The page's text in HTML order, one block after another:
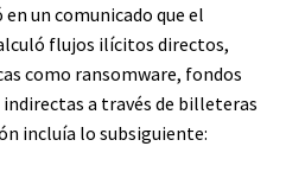
un comunicado que el
flujos ilícitos directos,
como ransomware, fondos
a través de billeteras
incluía lo subsiguiente: